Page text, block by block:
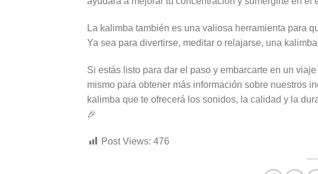
La kalimba también es una valiosa herramienta para
Ya sea para divertirse, meditar o relajarse, una
Si estás listo para dar el paso y embarcarte en un
mismo para obtener más información sobre nuestros
kalimba que te ofrecerá los sonidos, la calidad y la
🎉
Post Views: 476